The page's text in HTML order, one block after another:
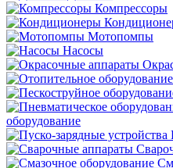
Компрессоры
Мотопомпы
Насосы
оборудование